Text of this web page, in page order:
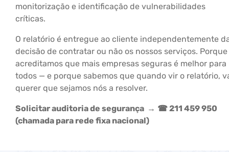
monitorização e identificação de vulnerabilidades
críticas.
O relatório é entregue ao cliente independentemente
decisão de contratar ou não os nossos serviços. Porque
acreditamos que mais empresas seguras é melhor para
todos — e porque sabemos que quando vir o relatório,
querer que sejamos nós a resolver.
Solicitar auditoria de segurança → ☎ 211 459 950
(chamada para rede fixa nacional)